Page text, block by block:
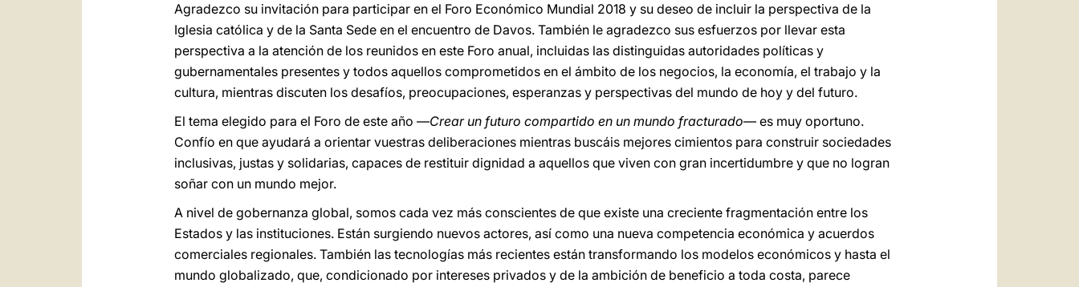
Agradezco su invitación para participar en el Foro Económico Mundial 2018 y su deseo de incluir la perspectiva de la
Iglesia católica y de la Santa Sede en el encuentro de Davos. También le agradezco sus esfuerzos por llevar esta
perspectiva a la atención de los reunidos en este Foro anual, incluidas las distinguidas autoridades políticas y
gubernamentales presentes y todos aquellos comprometidos en el ámbito de los negocios, la economía, el trabajo y la
cultura, mientras discuten los desafíos, preocupaciones, esperanzas y perspectivas del mundo de hoy y del futuro.
El tema elegido para el Foro de este año —Crear un futuro compartido en un mundo fracturado— es muy oportuno.
Confío en que ayudará a orientar vuestras deliberaciones mientras buscáis mejores cimientos para construir sociedades
inclusivas, justas y solidarias, capaces de restituir dignidad a aquellos que viven con gran incertidumbre y que no logran
soñar con un mundo mejor.
A nivel de gobernanza global, somos cada vez más conscientes de que existe una creciente fragmentación entre los
Estados y las instituciones. Están surgiendo nuevos actores, así como una nueva competencia económica y acuerdos
comerciales regionales. También las tecnologías más recientes están transformando los modelos económicos y hasta el
mundo globalizado, que, condicionado por intereses privados y de la ambición de beneficio a toda costa, parece